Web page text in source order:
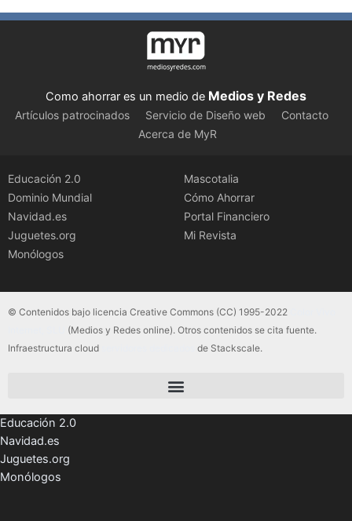
Como ahorrar es un medio de Medios y Redes
Artículos patrocinados Servicio de Diseño web
Contacto
Acerca de MyR
Educación 2.0
Dominio Mundial
Navidad.es
Juguetes.org
Monólogos
Mascotalia
Cómo Ahorrar
Portal Financiero
Mi Revista
© Contenidos bajo licencia Creative Commons (CC) 1995-2022
(Medios y Redes online). Otros contenidos se cita fuente.
Infraestructura cloud
de Stackscale.
Educación 2.0
Navidad.es
Juguetes.org
Monólogos